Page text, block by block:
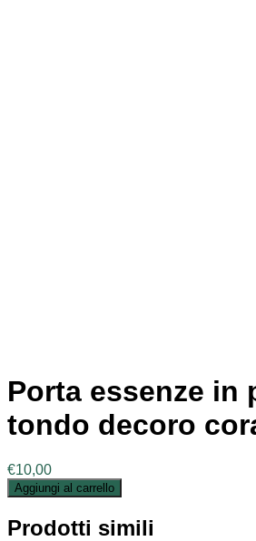
Porta essenze in
tondo decoro
€10,00
Aggiungi al carrello
Prodotti simili